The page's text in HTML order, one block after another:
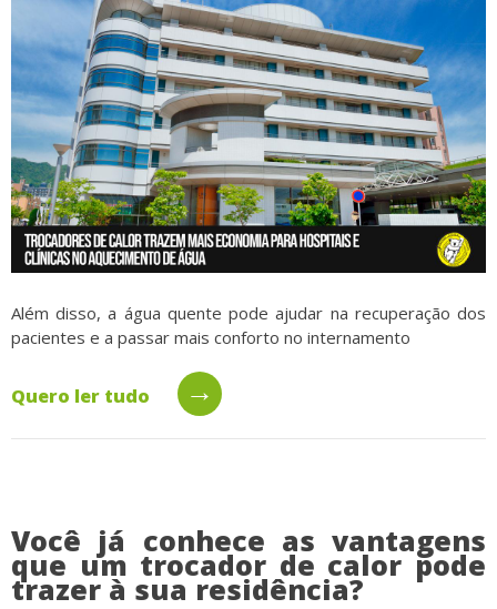
Além disso, a água quente pode ajudar na recuperação dos
pacientes e a passar mais conforto no internamento
Quero ler tudo →
Você já conhece as vantagens
que um trocador de calor pode
trazer à sua residência?